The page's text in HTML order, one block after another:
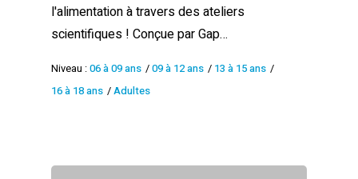
l'alimentation à travers des ateliers
scientifiques ! Conçue par Gap…
Niveau :06 à 09 ans /09 à 12 ans / 13 à 15 ans /
16 à 18 ans /Adultes